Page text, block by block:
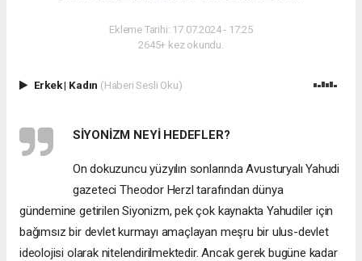
Ekleme Tarihi: 17.07.2024 - 17:25
2645+ kez okundu.
Erkek| Kadın (Haberi Sesli Oku)
SİYONİZM NEYİHEDEFLER?
On dokuzuncu yüzyılın sonlarında Avusturyalı Yahudi
gazeteci Theodor Herzl tarafından dünya
gündemine getirilen Siyonizm, pek çok kaynakta Yahudiler için
bağımsız bir devlet kurmayı amaçlayan meşru bir ulus-devlet
ideolojisi olarak nitelendirilmektedir. Ancak gerek bugüne kadar